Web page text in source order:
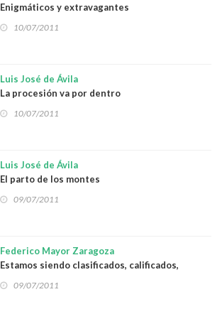
Enigmáticos y extravagantes
10/07/2011
Luis José de Ávila
La procesión va por dentro
10/07/2011
Luis José de Ávila
El parto de los montes
09/07/2011
Federico Mayor Zaragoza
Estamos siendo clasificados, calificados,
ahormados… Hasta aquí podíamos llegar!
09/07/2011